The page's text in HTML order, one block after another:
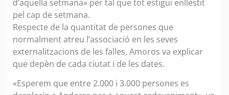
d’aquella setmana» per tal que tot estigui enllestit
pel cap de setmana.
Respecte de la quantitat de persones que
normalment atreu l’associació en les seves
externalitzacions de les falles, Amoros va explicar
que depèn de cada ciutat i de les dates.
«Esperem que entre 2.000 i 3.000 persones es